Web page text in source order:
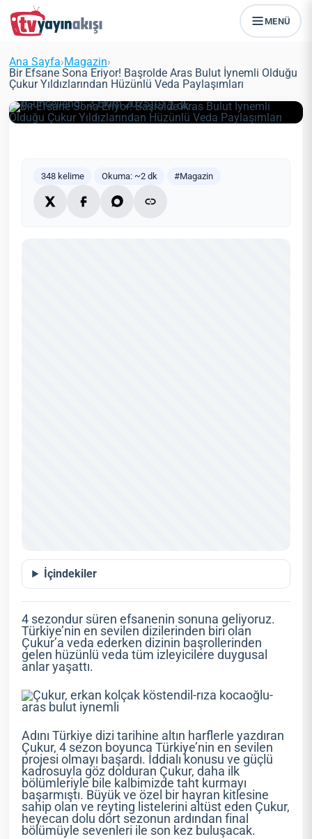
MENÜ
Ana Sayfa›Magazin›
Bir Efsane Sona Eriyor! Başrolde Aras Bulut İynemli Olduğu
Çukur Yıldızlarından Hüzünlü Veda Paylaşımları
Bir Efsane Sona Eriyor! Başrolde
Aras Bulut İynemli Olduğu Çukur
Paylaşımları
Zeynep Öztürk Magazin
5 Haziran 2021
(Güncellendi: 3 Ekim 2025)
2 dk
348 kelime Okuma: ~2 dk #Magazin
İçindekiler
4 sezondur süren efsanenin sonuna geliyoruz.
Türkiye’nin en sevilen dizilerinden biri olan
Çukur’a veda ederken dizinin başrollerinden
gelen hüzünlü veda tüm izleyicilere duygusal
anlar yaşattı.
Adını Türkiye dizi tarihine altın harflerle yazdıran
Çukur, 4 sezon boyunca Türkiye’nin en sevilen
projesi olmayı başardı. İddialı konusu ve güçlü
kadrosuyla göz dolduran Çukur, daha ilk
bölümleriyle bile kalbimizde taht kurmayı
başarmıştı. Büyük ve özel bir hayran kitlesine
sahip olan ve reyting listelerini altüst eden Çukur,
heyecan dolu dört sezonun ardından final
bölümüyle sevenleri ile son kez buluşacak.